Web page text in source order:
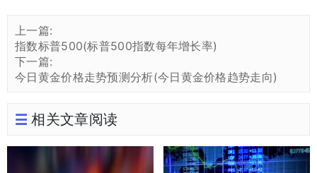
上一篇:
指数标普500(标普500指数每年增长率)
下一篇:
今日黄金价格走势预测分析(今日黄金价格趋势走向)
相关文章阅读